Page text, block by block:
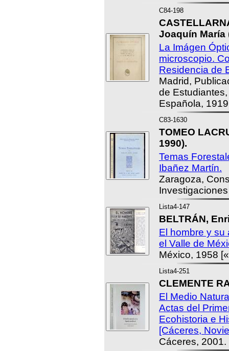
C84-198
Joaquín María
La Imágen
microscopio.
Residencia de
Madrid,
de
Española,
C83-1630
TOMEO
1990).
Temas
Ibañez Martín.
Zaragoza,
Lista4-147
BELTRÁN,
El hombre y su
el Valle de
México, 1958
Lista4-251
CLEMENTE
El Medio
Actas del
Ecohistoria e
[Cáceres,
Cáceres, 2001.